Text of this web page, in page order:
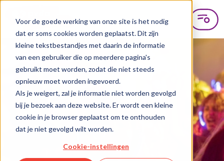
Voor de goede werking van onze site is het nodig
dat er soms cookies worden geplaatst. Dit zijn
kleine tekstbestandjes met daarin de informatie
van een gebruiker die op meerdere pagina's
gebruikt moet worden, zodat die niet steeds
opnieuw moet worden ingevoerd.
Als je weigert, zal je informatie niet worden gevolgd
bij je bezoek aan deze website. Er wordt een kleine
cookie in je browser geplaatst om te onthouden
dat je niet gevolgd wilt worden.
Cookie-instellingen